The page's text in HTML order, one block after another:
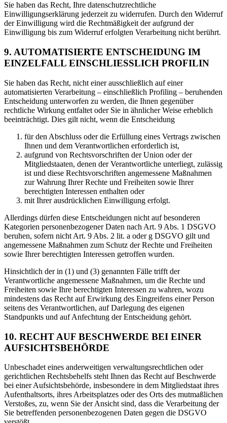
Sie haben das Recht, Ihre datenschutzrechtliche
Einwilligungserklärung jederzeit zu widerrufen. Durch den Widerruf
der Einwilligung wird die Rechtmäßigkeit der aufgrund der
Einwilligung bis zum Widerruf erfolgten Verarbeitung nicht berührt.
9. AUTOMATISIERTE ENTSCHEIDUNG IM
EINZELFALL EINSCHLIESSLICH PROFILIN
Sie haben das Recht, nicht einer ausschließlich auf einer
automatisierten Verarbeitung – einschließlich Profiling – beruhenden
Entscheidung unterworfen zu werden, die Ihnen gegenüber
rechtliche Wirkung entfaltet oder Sie in ähnlicher Weise erheblich
beeinträchtigt. Dies gilt nicht, wenn die Entscheidung
für den Abschluss oder die Erfüllung eines Vertrags zwischen
Ihnen und dem Verantwortlichen erforderlich ist,
aufgrund von Rechtsvorschriften der Union oder der
Mitgliedstaaten, denen der Verantwortliche unterliegt, zulässig
ist und diese Rechtsvorschriften angemessene Maßnahmen
zur Wahrung Ihrer Rechte und Freiheiten sowie Ihrer
berechtigten Interessen enthalten oder
mit Ihrer ausdrücklichen Einwilligung erfolgt.
Allerdings dürfen diese Entscheidungen nicht auf besonderen
Kategorien personenbezogener Daten nach Art. 9 Abs. 1 DSGVO
beruhen, sofern nicht Art. 9 Abs. 2 lit. a oder g DSGVO gilt und
angemessene Maßnahmen zum Schutz der Rechte und Freiheiten
sowie Ihrer berechtigten Interessen getroffen wurden.
Hinsichtlich der in (1) und (3) genannten Fälle trifft der
Verantwortliche angemessene Maßnahmen, um die Rechte und
Freiheiten sowie Ihre berechtigten Interessen zu wahren, wozu
mindestens das Recht auf Erwirkung des Eingreifens einer Person
seitens des Verantwortlichen, auf Darlegung des eigenen
Standpunkts und auf Anfechtung der Entscheidung gehört.
10. RECHT AUF BESCHWERDE BEI EINER
AUFSICHTSBEHÖRDE
Unbeschadet eines anderweitigen verwaltungsrechtlichen oder
gerichtlichen Rechtsbehelfs steht Ihnen das Recht auf Beschwerde
bei einer Aufsichtsbehörde, insbesondere in dem Mitgliedstaat ihres
Aufenthaltsorts, ihres Arbeitsplatzes oder des Orts des mutmaßlichen
Verstoßes, zu, wenn Sie der Ansicht sind, dass die Verarbeitung der
Sie betreffenden personenbezogenen Daten gegen die DSGVO